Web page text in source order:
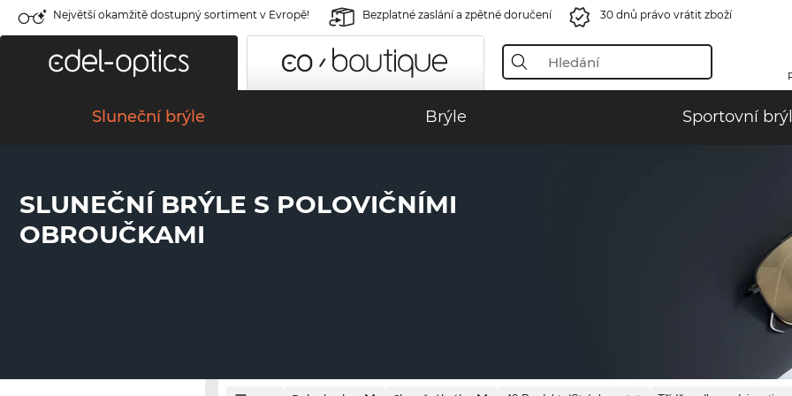
Největší okamžitě dostupný sortiment v Evropě! Bezplatné zaslání a zpětné doručení 30 dnů právo vrátit zboží
Sluneční brýle Brýle Sportovní
SLUNEČNÍ BRÝLE S POLOVIČNÍMI
OBROUČKAMI